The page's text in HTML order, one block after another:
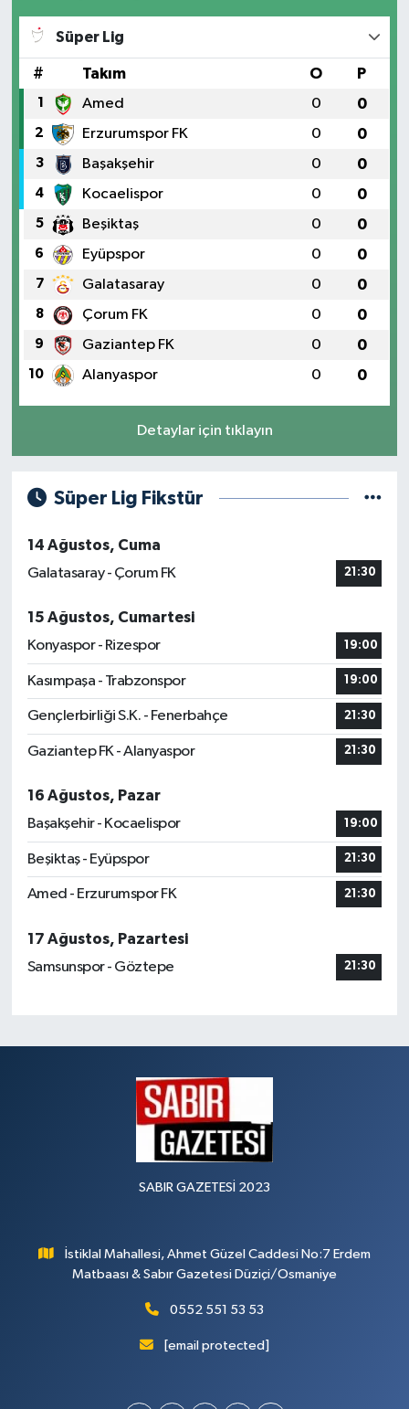
Süper Lig
# Takım O P
1 Amed 0 0
2 Erzurumspor FK 0 0
3 Başakşehir 0 0
4 Kocaelispor 0 0
5 Beşiktaş 0 0
6 Eyüpspor 0 0
7 Galatasaray 0 0
8 Çorum FK 0 0
9 Gaziantep FK 0 0
10 Alanyaspor 0 0
Detaylar için tıklayın
Süper Lig Fikstür
14 Ağustos, Cuma
Galatasaray - Çorum FK
21:30
15 Ağustos, Cumartesi
Konyaspor - Rizespor
19:00
Kasımpaşa - Trabzonspor 19:00
Gençlerbirliği S.K. - Fenerbahçe 21:30
Gaziantep FK - Alanyaspor 21:30
16 Ağustos, Pazar
Başakşehir - Kocaelispor
19:00
Beşiktaş - Eyüpspor 21:30
Amed - Erzurumspor FK 21:30
17 Ağustos, Pazartesi
Samsunspor - Göztepe
21:30
SABIR GAZETESİ 2023
İstiklal Mahallesi, Ahmet Güzel Caddesi No:7 Erdem
Matbaası & Sabır Gazetesi Düziçi/Osmaniye
0552 551 53 53
[email protected]